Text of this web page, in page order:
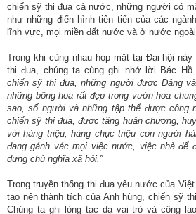
chiến sỹ thi đua cả nước, những người có
như những điển hình tiên tiến của các
lĩnh vực, mọi miền đất nước và ở nước
Trong khi cùng nhau họp mặt tại Đại hội
thi đua, chúng ta cùng ghi nhớ lời Bác Hồ
chiến sỹ thi đua, những người được Đảng
những bông hoa rất đẹp trong vườn hoa
sao, số người và những tập thể được công
chiến sỹ thi đua, được tặng huân chương,
với hàng triệu, hàng chục triệu con người
đang gánh vác mọi việc nước, việc nhà để
dựng chủ nghĩa xã hội.”
Trong truyền thống thi đua yêu nước của
tạo nên thành tích của Anh hùng, chiến sỹ
Chúng ta ghi lòng tạc dạ vai trò và công